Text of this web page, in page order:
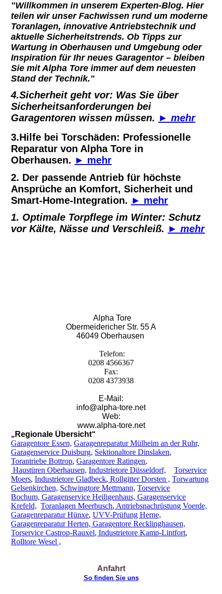
"Willkommen in unserem Experten-Blog. Hier
teilen wir unser Fachwissen rund um moderne
Toranlagen, innovative Antriebstechnik und
aktuelle Sicherheitstrends. Ob Tipps zur
Wartung in Oberhausen und Umgebung oder
Inspiration für Ihr neues Garagentor – bleiben
Sie mit Alpha Tore immer auf dem neuesten
Stand der Technik."
4.Sicherheit geht vor: Was Sie über
Sicherheitsanforderungen bei
Garagentoren wissen müssen. ► mehr
3.Hilfe bei Torschäden: Professionelle
Reparatur von Alpha Tore in
Oberhausen. ► mehr
2. Der passende Antrieb für höchste
Ansprüche an Komfort, Sicherheit und
Smart-Home-Integration. ► mehr
1. Optimale Torpflege im Winter: Schutz
vor Kälte, Nässe und Verschleiß. ► mehr
Alpha Tore
Obermeidericher Str. 55 A
46049 Oberhausen
Telefon:
0208 4566367
Fax:
0208 4373938
E-Mail:
info@alpha-tore.net
Web:
www.alpha-tore.net
„Regionale Übersicht“
Garagentore Essen, Garagenreparatur Mülheim an der Ruhr,
Garagenservice Duisburg, Sektionaltore Dinslaken,
Torantriebe Bottrop,Garagentore Ratingen,
Haustüren Oberhausen, Industrietore Düsseldorf,
Torservice
Moers,Industrietore Gladbeck, Rollgitter Dorsten , Torwartung
Gelsenkirchen, Schwingtore Mettmann, Torservice
Bochum,Garagenservice Heiligenhaus, Garagenservice
Krefeld, Toranlagen Meerbusch, Antriebsnachrüstung Voerde,
Garagenreparatur Hünxe,UVV-Prüfung Herne,
Garagenreparatur Herten, Garagentore Recklinghausen,
Torservice Castrop-Rauxel, Industrietore Kamp-Lintfort,
Rolltore Wesel ,
Anfahrt
So finden Sie uns